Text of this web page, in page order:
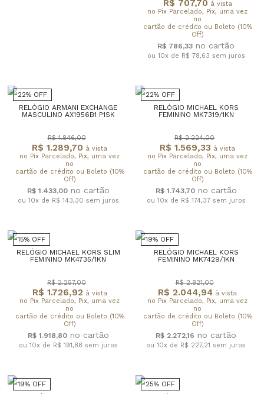
R$ 707,70 à vista
no Pix Parcelado, Pix, uma vez
no
cartão de crédito ou Boleto (10%
Off)
R$ 786,33
ou 10x de R$ 78,63 sem juros
22% OFF
RELÓGIO ARMANI EXCHANGE
MASCULINO AX1956B1 P1SK
R$ 1.289,70 à vista
no Pix Parcelado, Pix, uma vez
no
cartão de crédito ou Boleto (10%
Off)
R$ 1.846,00
R$ 1.433,00
ou 10x de R$ 143,30 sem juros
22% OFF
RELÓGIO MICHAEL KORS
FEMININO MK7319/1KN
R$ 1.569,33 à vista
no Pix Parcelado, Pix, uma vez
no
cartão de crédito ou Boleto (10%
Off)
R$ 2.224,00
R$ 1.743,70
ou 10x de R$ 174,37 sem juros
15% OFF
RELÓGIO MICHAEL KORS SLIM
FEMININO MK4735/1KN
R$ 1.726,92 à vista
no Pix Parcelado, Pix, uma vez
no
cartão de crédito ou Boleto (10%
Off)
R$ 2.257,00
R$ 1.918,80
ou 10x de R$ 191,88 sem juros
19% OFF
RELÓGIO MICHAEL KORS
FEMININO MK7429/1KN
R$ 2.044,94 à vista
no Pix Parcelado, Pix, uma vez
no
cartão de crédito ou Boleto (10%
Off)
R$ 2.821,00
R$ 2.272,16
ou 10x de R$ 227,21 sem juros
19% OFF
25% OFF